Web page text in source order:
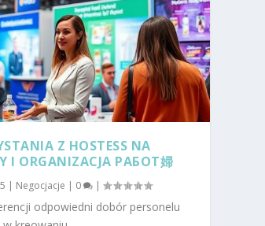
Z HOSTESS NA
I ORGANIZACJA РАБОТ婦
| Negocjacje | 0 |
odpowiedni dobór personelu